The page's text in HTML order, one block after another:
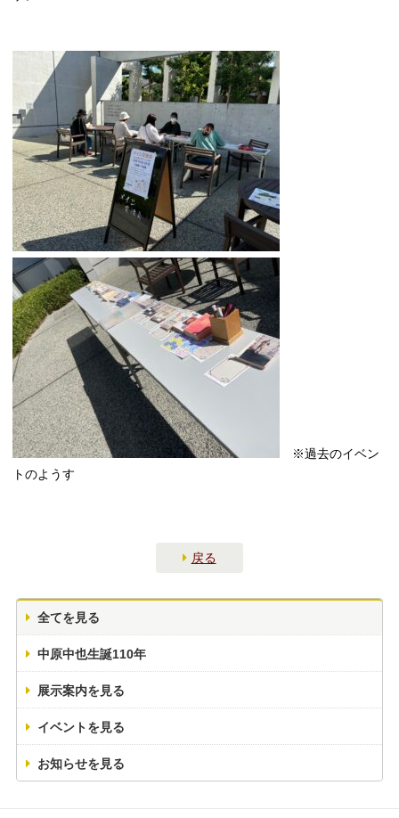
全てを見る
中原中也生誕110年
展示案内を見る
イベントを見る
お知らせを見る
※過去のイベン
トのようす
戻る